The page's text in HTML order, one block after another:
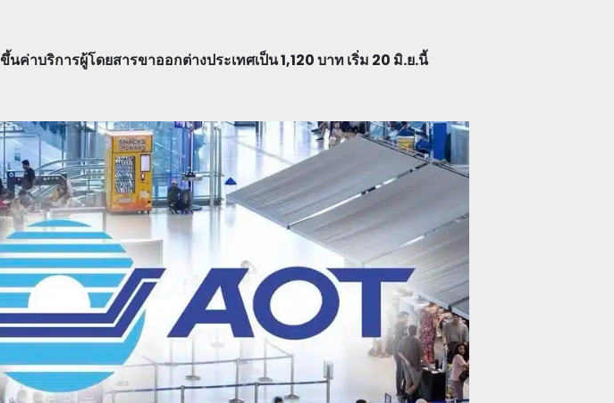
นค่าบริการผู้โดยสารขาออกต่างประเทศเป็น 1,120 บาท เริ่ม 20 มิ.ย.นี้